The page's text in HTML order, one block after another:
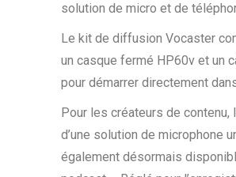
solution de micro et de
Le kit de diffusion Vocaster
un casque fermé HP60v et un
pour démarrer directement
Pour les créateurs de
d’une solution de microphone
également désormais